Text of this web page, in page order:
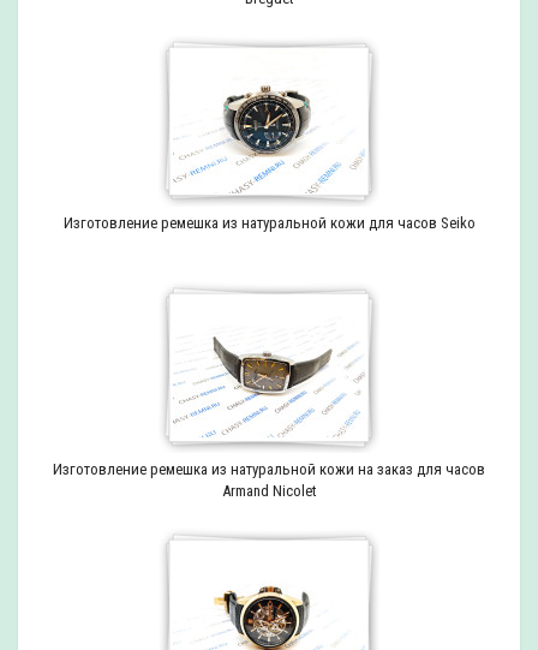
Изготовление ремешка из натуральной кожи для часов Seiko
Изготовление ремешка из натуральной кожи на заказ для часов
Armand Nicolet